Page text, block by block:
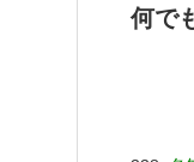
何で